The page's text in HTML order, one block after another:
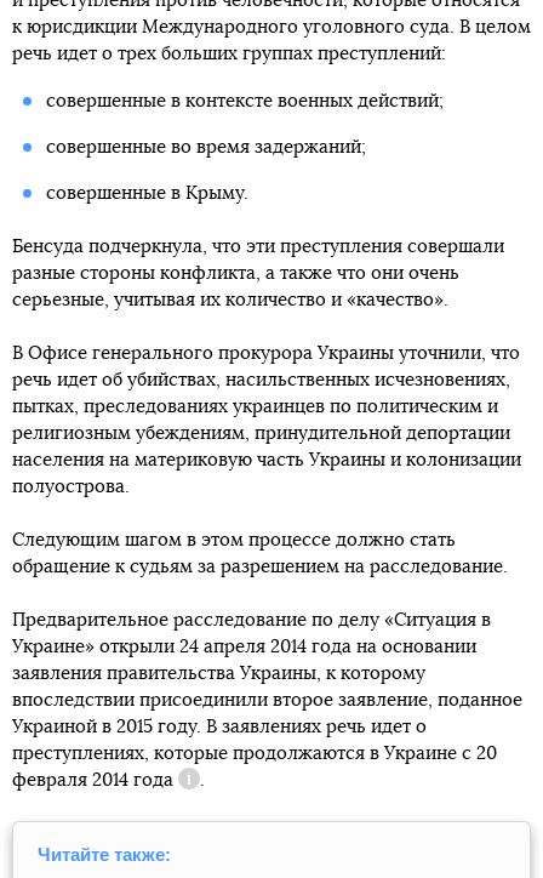
к юрисдикции Международного уголовного суда. В целом
речь идет о трех больших группах преступлений:
совершенные в контексте военных действий;
совершенные во время задержаний;
совершенные в Крыму.
Бенсуда подчеркнула, что эти преступления совершали
разные стороны конфликта, а также что они очень
серьезные, учитывая их количество и «качество».
В Офисе генерального прокурора Украины уточнили, что
речь идет об убийствах, насильственных исчезновениях,
пытках, преследованиях украинцев по политическим и
религиозным убеждениям, принудительной депортации
населения на материковую часть Украины и колонизации
полуострова.
Следующим шагом в этом процессе должно стать
обращение к судьям за разрешением на расследование.
Предварительное расследование по делу «Ситуация в
Украине» открыли 24 апреля 2014 года на основании
заявления правительства Украины, к которому
впоследствии присоединили второе заявление, поданное
Украиной в 2015 году. В заявлениях речь идет о
преступлениях, которые продолжаются в Украине с 20
февраля 2014 года
Справка
.
Читайте также: